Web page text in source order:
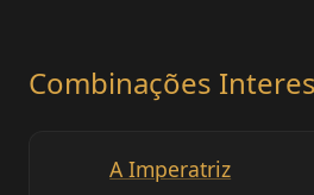
Combinações
A Imperatriz